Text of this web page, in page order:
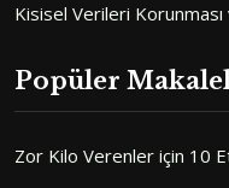
Kisisel Verileri Korunması
Popüler
Zor Kilo Verenler için 10